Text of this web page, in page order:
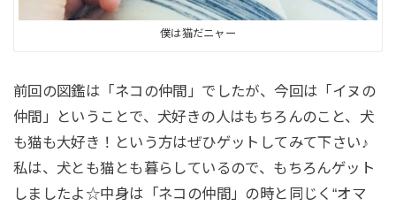
僕は猫だニャー
前回の図鑑は「ネコの仲間」でしたが、今回は「イヌの
仲間」ということで、犬好きの人はもちろんのこと、犬
も猫も大好き！という方はぜひゲットしてみて下さい♪
私は、犬とも猫とも暮らしているので、もちろんゲット
しましたよ☆中身は「ネコの仲間」の時と同じく“オマ